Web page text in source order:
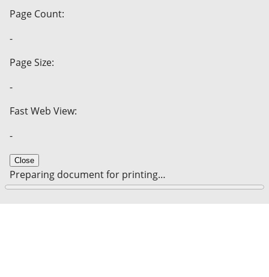
Page Count:
-
Page Size:
-
Fast Web View:
-
Close
Preparing document for printing…